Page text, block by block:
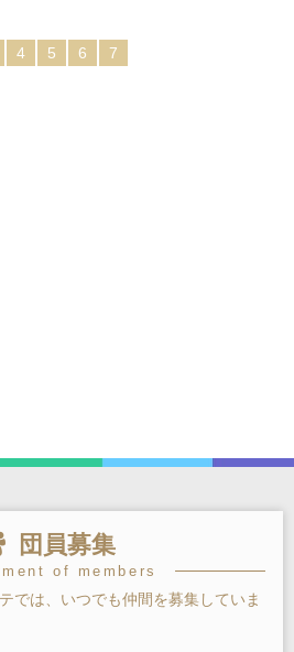
4 5 6 7
団員募集
of members
では、いつでも仲間を募集していま